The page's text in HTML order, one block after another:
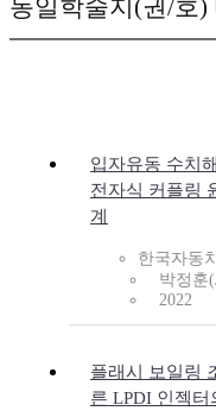
동일학술지(권/호)
입자유동 수치
전자식 커플링
계
한국자동
박정훈
2022
플래시 보일링
른 LPDI 인젝터